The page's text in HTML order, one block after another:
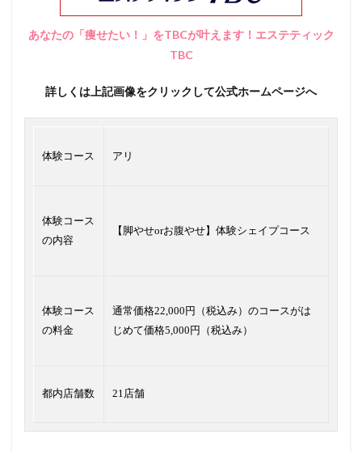
あなたの「痩せたい！」をTBCが叶えます！エステティック
TBC
詳しくは上記画像をクリックして公式ホームページへ
体験コース アリ
体験コース
の内容
【脚やせorお腹やせ】体験シェイプコース
体験コース
の料金
通常価格22,000円（税込み）のコースがは
じめて価格5,000円（税込み）
都内店舗数 21店舗